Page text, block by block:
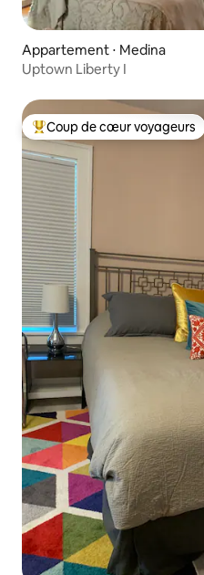
Appartement ⋅ Medina
Uptown Liberty I
Coups de cœur voyageurs
Coup de cœur voyageurs